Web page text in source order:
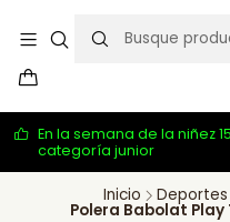
En la semana de la niñez
categoría junior
Inicio Deportes
Polera Babolat Play